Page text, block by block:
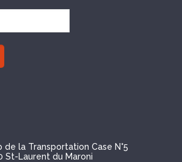
de la Transportation Case N°5
St-Laurent du Maroni